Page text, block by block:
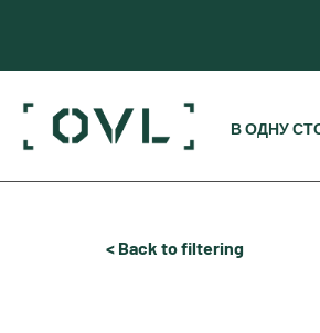
В ОДНУ
< Back to filtering